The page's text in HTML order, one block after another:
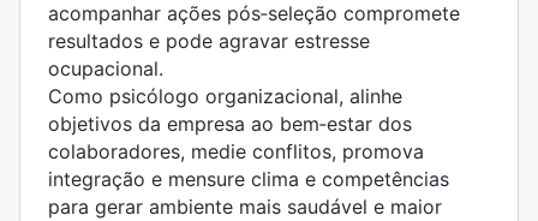
acompanhar ações pós‑seleção compromete
resultados e pode agravar estresse
ocupacional.
Como psicólogo organizacional, alinhe
objetivos da empresa ao bem‑estar dos
colaboradores, medie conflitos, promova
integração e mensure clima e competências
para gerar ambiente mais saudável e maior